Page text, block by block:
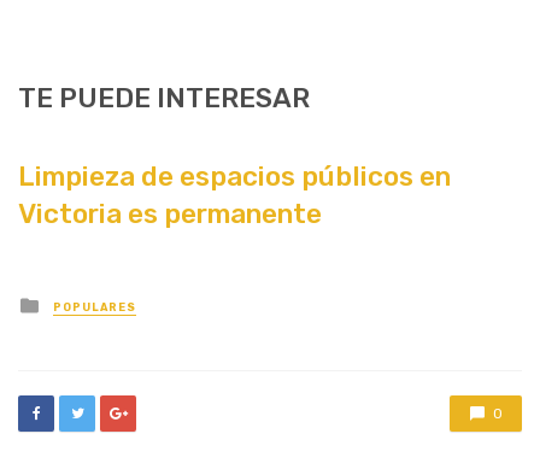
TE PUEDE INTERESAR
Limpieza de espacios públicos en
Victoria es permanente
Posted
in
POPULARES
0